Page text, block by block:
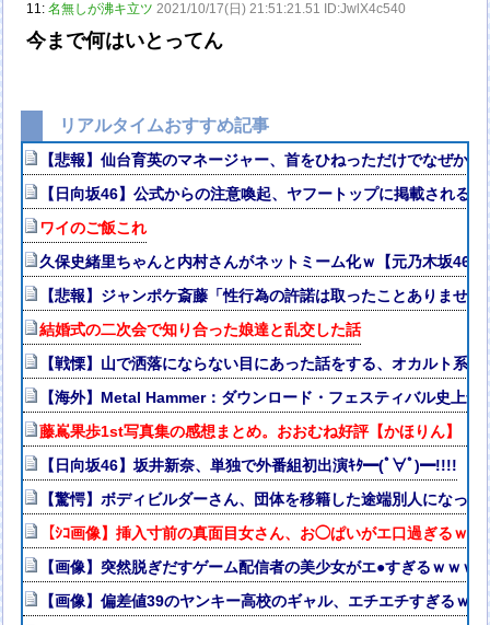
11:名無しが沸キ立ツ 2021/10/17(日) 21:51:21.51 ID:JwlX4c540
今まで何はいとってん
リアルタイムおすすめ記事
【悲報】仙台育英のマネージャー、首をひねっただけでなぜか
【日向坂46】公式からの注意喚起、ヤフートップに掲載される
ワイのご飯これ
久保史緒里ちゃんと内村さんがネットミーム化ｗ【元乃木坂46】
【悲報】ジャンポケ斎藤「性行為の許諾は取ったことありません
結婚式の二次会で知り合った娘達と乱交した話
【戦慄】山で洒落にならない目にあった話をする、オカルト系で
【海外】Metal Hammer：ダウンロード・フェスティバル史上
藤嶌果歩1st写真集の感想まとめ。おおむね好評【かほりん】【
【日向坂46】坂井新奈、単独で外番組初出演ｷﾀ━(ﾟ∀ﾟ)━!!!!
【驚愕】ボディビルダーさん、団体を移籍した途端別人になって
【ｼｺ画像】挿入寸前の真面目女さん、お◯ぱいがエ口過ぎるｗ
【画像】突然脱ぎだすゲーム配信者の美少女がエ●すぎるｗｗｗ
【画像】偏差値39のヤンキー高校のギャル、エチエチすぎるｗ